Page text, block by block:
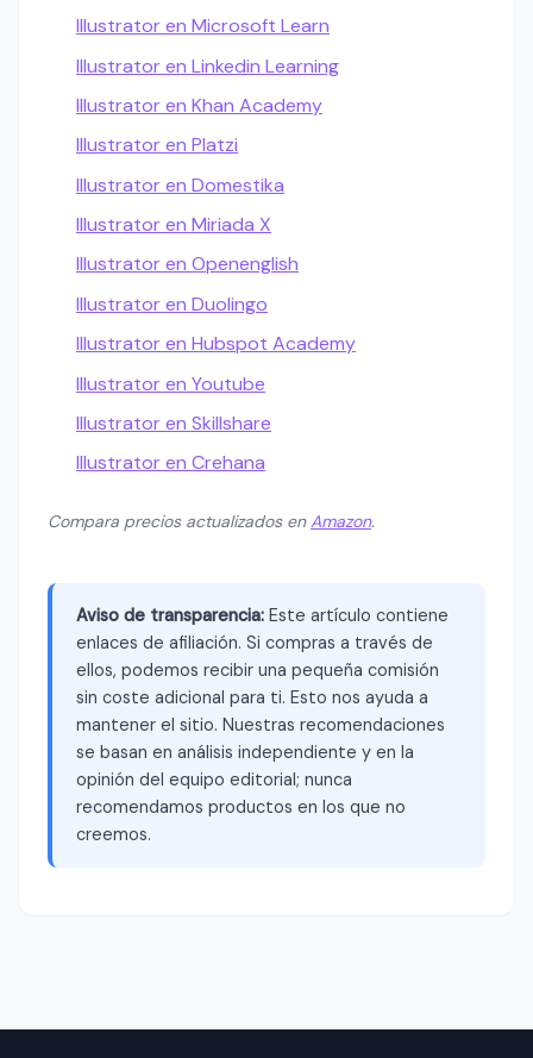
Illustrator en Microsoft Learn
Illustrator en Linkedin Learning
Illustrator en Khan Academy
Illustrator en Platzi
Illustrator en Domestika
Illustrator en Miriada X
Illustrator en Openenglish
Illustrator en Duolingo
Illustrator en Hubspot Academy
Illustrator en Youtube
Illustrator en Skillshare
Illustrator en Crehana
Compara precios actualizados enAmazon.
Aviso de transparencia: Este artículo contiene
enlaces de afiliación. Si compras a través de
ellos, podemos recibir una pequeña comisión
sin coste adicional para ti. Esto nos ayuda a
mantener el sitio. Nuestras recomendaciones
se basan en análisis independiente y en la
opinión del equipo editorial; nunca
recomendamos productos en los que no
creemos.